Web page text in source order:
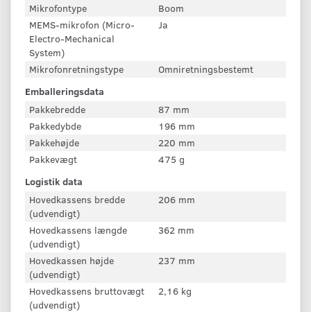
Mikrofontype
Boom
MEMS-mikrofon (Micro-
Electro-Mechanical
System)
Ja
Mikrofonretningstype
Omniretningsbestemt
Emballeringsdata
Pakkebredde
87 mm
Pakkedybde
196 mm
Pakkehøjde
220 mm
Pakkevægt
475 g
Logistik data
Hovedkassens bredde
(udvendigt)
206 mm
Hovedkassens længde
(udvendigt)
362 mm
Hovedkassen højde
(udvendigt)
237 mm
Hovedkassens bruttovægt
(udvendigt)
2,16 kg